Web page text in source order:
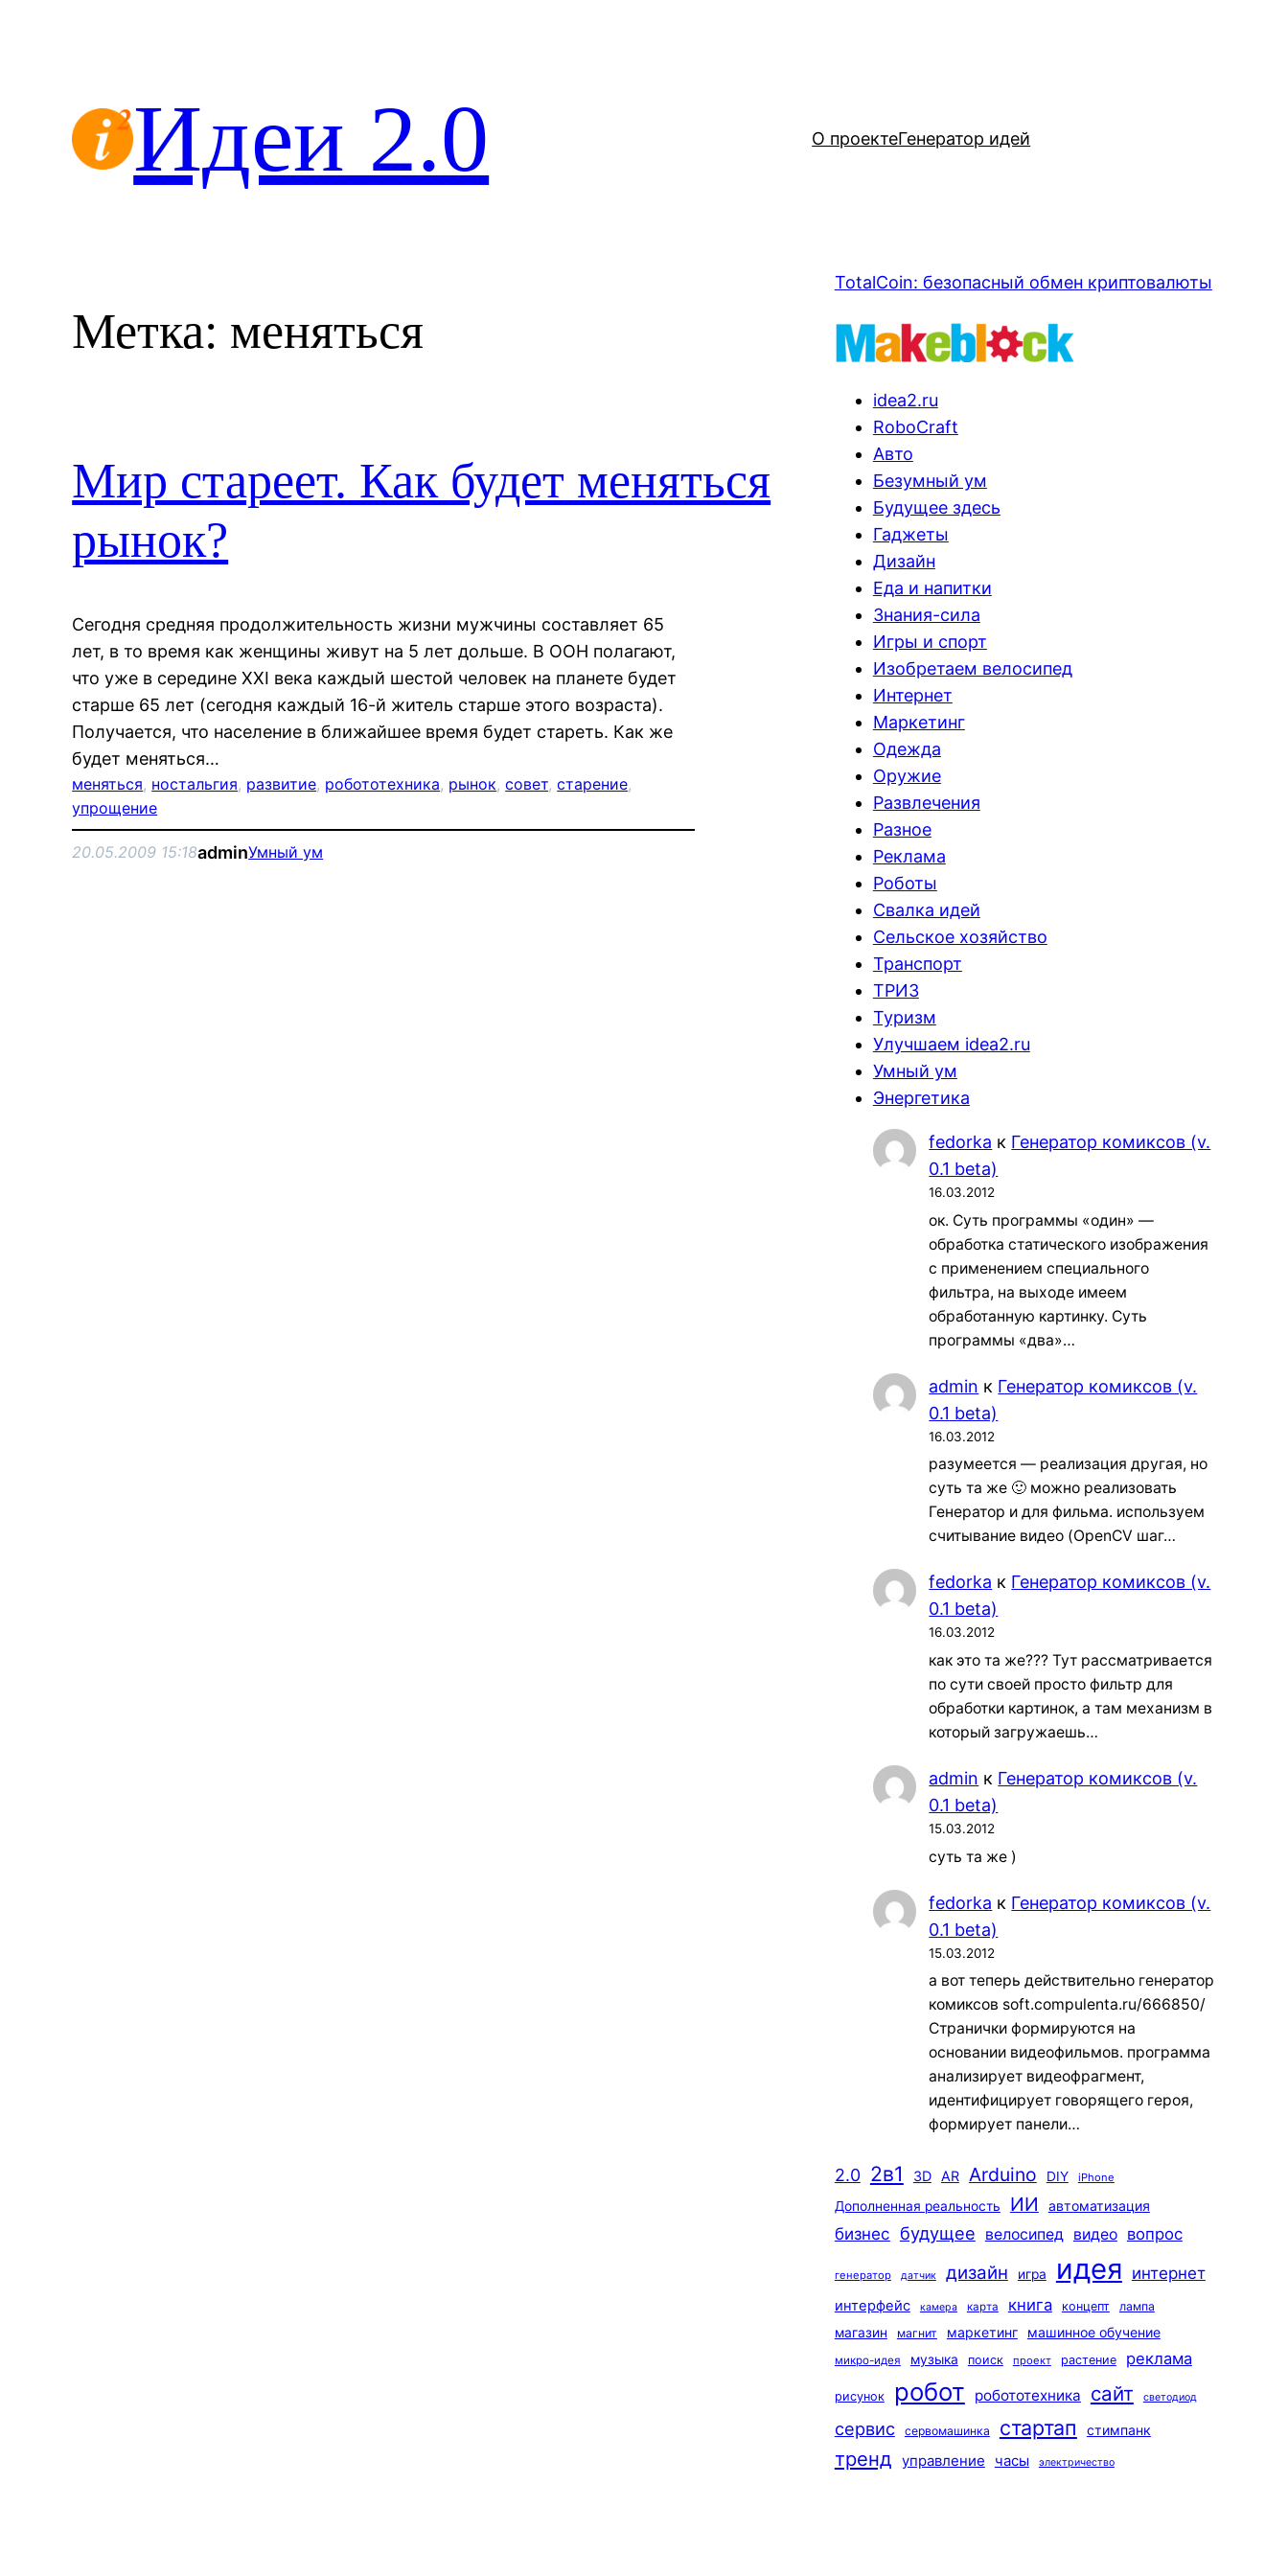
Идеи 2.0 О проектеГенератор идей
Метка: меняться
Мир стареет. Как будет меняться
рынок?
Сегодня средняя продолжительность жизни мужчины составляет 65
лет, в то время как женщины живут на 5 лет дольше. В ООН полагают,
что уже в середине XXI века каждый шестой человек на планете будет
старше 65 лет (сегодня каждый 16-й житель старше этого возраста).
Получается, что население в ближайшее время будет стареть. Как же
будет меняться…
меняться, ностальгия, развитие, робототехника, рынок, совет, старение
упрощение
20.05.2009 15:18adminУмный ум
TotalCoin: безопасный обмен криптовалюты
idea2.ru
RoboCraft
Авто
Безумный ум
Будущее здесь
Гаджеты
Дизайн
Еда и напитки
Знания-сила
Игры и спорт
Изобретаем велосипед
Интернет
Маркетинг
Одежда
Оружие
Развлечения
Разное
Реклама
Роботы
Свалка идей
Сельское хозяйство
Транспорт
ТРИЗ
Туризм
Улучшаем idea2.ru
Умный ум
Энергетика
fedorka к Генератор комиксов (v.
0.1 beta)
16.03.2012
ок. Суть программы «один» —
обработка статического изображения
с применением специального
фильтра, на выходе имеем
обработанную картинку. Суть
программы «два»…
admin к Генератор комиксов (v.
0.1 beta)
16.03.2012
разумеется — реализация другая, но
суть та же 🙂 можно реализовать
Генератор и для фильма. используем
считывание видео (OpenCV шаг…
fedorka к Генератор комиксов (v.
0.1 beta)
16.03.2012
как это та же??? Тут рассматривается
по сути своей просто фильтр для
обработки картинок, а там механизм в
который загружаешь…
admin к Генератор комиксов (v.
0.1 beta)
15.03.2012
суть та же )
fedorka к Генератор комиксов (v.
0.1 beta)
15.03.2012
а вот теперь действительно генератор
комиксов soft.compulenta.ru/666850/
Странички формируются на
основании видеофильмов. программа
анализирует видеофрагмент,
идентифицирует говорящего героя,
формирует панели…
2.0 2в1 3D AR Arduino DIY iPhone
Дополненная реальность ИИ автоматизация
бизнес будущее велосипед видео вопрос
генератор датчик дизайн игра идея интернет
интерфейс камера карта книга концепт лампа
магазин магнит маркетинг машинное обучение
микро-идея музыка поиск проект растение реклама
рисунок робот робототехника сайт светодиод
сервис сервомашинка стартап стимпанк
тренд управление часы электричество